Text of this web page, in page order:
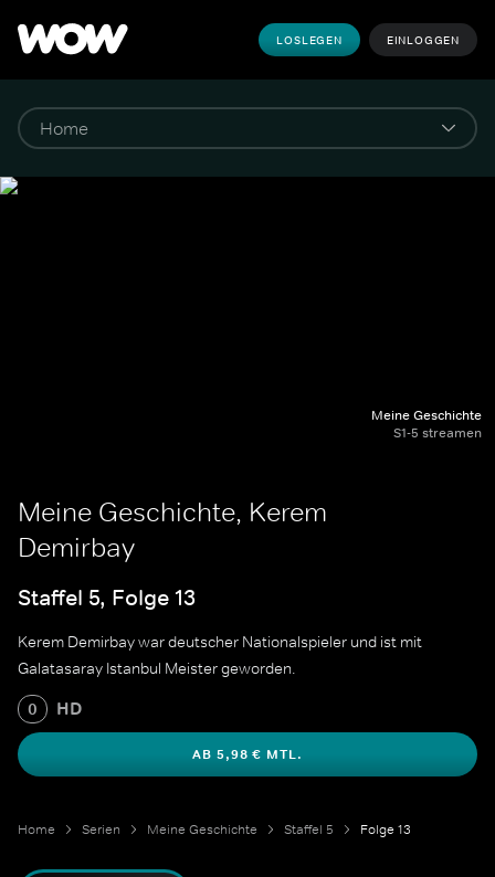
LOSLEGEN EINLOGGEN
Meine Geschichte
S1-5 streamen
Meine Geschichte, Kerem
Demirbay
Staffel 5, Folge 13
Kerem Demirbay war deutscher Nationalspieler und ist mit
Galatasaray Istanbul Meister geworden.
0 HD
AB 5,98 € MTL.
Home Serien Meine Geschichte Staffel 5 Folge 13